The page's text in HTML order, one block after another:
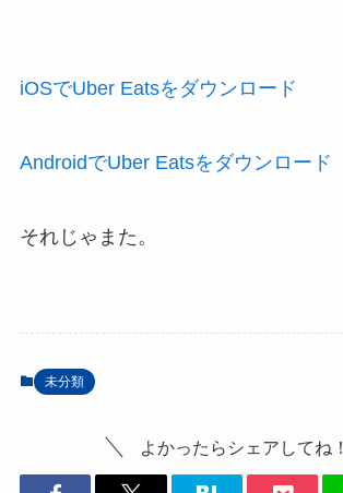
iOSでUber Eatsをダウンロード
AndroidでUber Eatsをダウンロード
それじゃまた。
未分類
よかったらシェアしてね！